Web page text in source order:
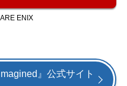
ENIX
』公式サイト